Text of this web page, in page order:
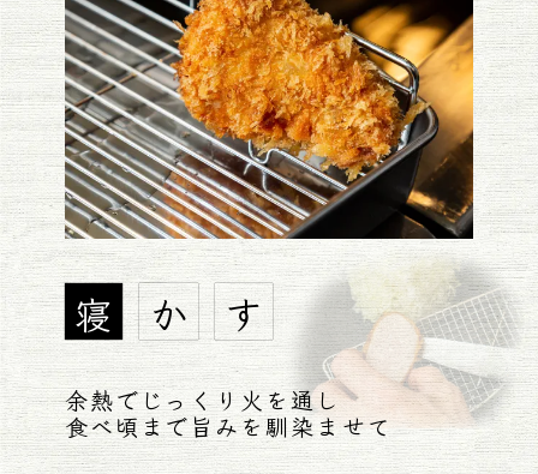
寝 か す
余熱でじっくり火を通し
食べ頃まで旨みを馴染ませて